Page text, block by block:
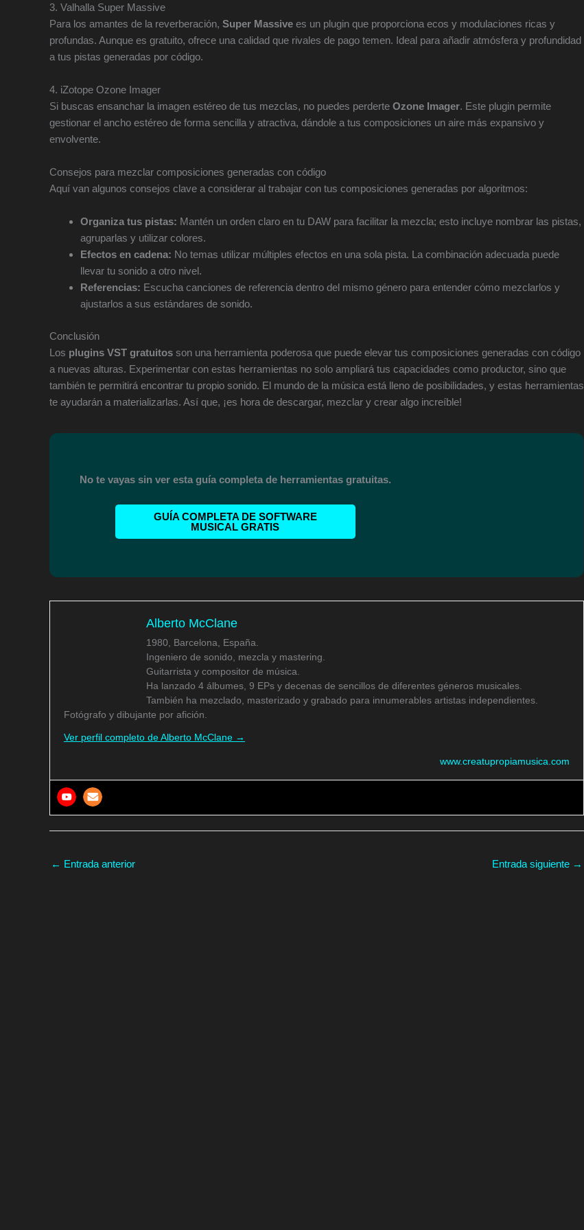
3. Valhalla Super Massive
Para los amantes de la reverberación, Super Massive es un plugin que proporciona ecos y modulaciones ricas y
profundas. Aunque es gratuito, ofrece una calidad que rivales de pago temen. Ideal para añadir atmósfera y profundidad
a tus pistas generadas por código.
4. iZotope Ozone Imager
Si buscas ensanchar la imagen estéreo de tus mezclas, no puedes perderte Ozone Imager. Este plugin permite
gestionar el ancho estéreo de forma sencilla y atractiva, dándole a tus composiciones un aire más expansivo y
envolvente.
Consejos para mezclar composiciones generadas con código
Aquí van algunos consejos clave a considerar al trabajar con tus composiciones generadas por algoritmos:
Organiza tus pistas: Mantén un orden claro en tu DAW para facilitar la mezcla; esto incluye nombrar las pistas,
agruparlas y utilizar colores.
Efectos en cadena: No temas utilizar múltiples efectos en una sola pista. La combinación adecuada puede
llevar tu sonido a otro nivel.
Referencias: Escucha canciones de referencia dentro del mismo género para entender cómo mezclarlos y
ajustarlos a sus estándares de sonido.
Conclusión
Los plugins VST gratuitos son una herramienta poderosa que puede elevar tus composiciones generadas con código
a nuevas alturas. Experimentar con estas herramientas no solo ampliará tus capacidades como productor, sino que
también te permitirá encontrar tu propio sonido. El mundo de la música está lleno de posibilidades, y estas herramientas
te ayudarán a materializarlas. Así que, ¡es hora de descargar, mezclar y crear algo increíble!
No te vayas sin ver esta guía completa de herramientas gratuitas.
GUÍA COMPLETA DE SOFTWARE
MUSICAL GRATIS
Alberto McClane
1980, Barcelona, España.
Ingeniero de sonido, mezcla y mastering.
Guitarrista y compositor de música.
Ha lanzado 4 álbumes, 9 EPs y decenas de sencillos de diferentes géneros musicales.
También ha mezclado, masterizado y grabado para innumerables artistas independientes.
Fotógrafo y dibujante por afición.
Ver perfil completo de Alberto McClane →
www.creatupropiamusica.com
← Entrada anterior Entrada siguiente →